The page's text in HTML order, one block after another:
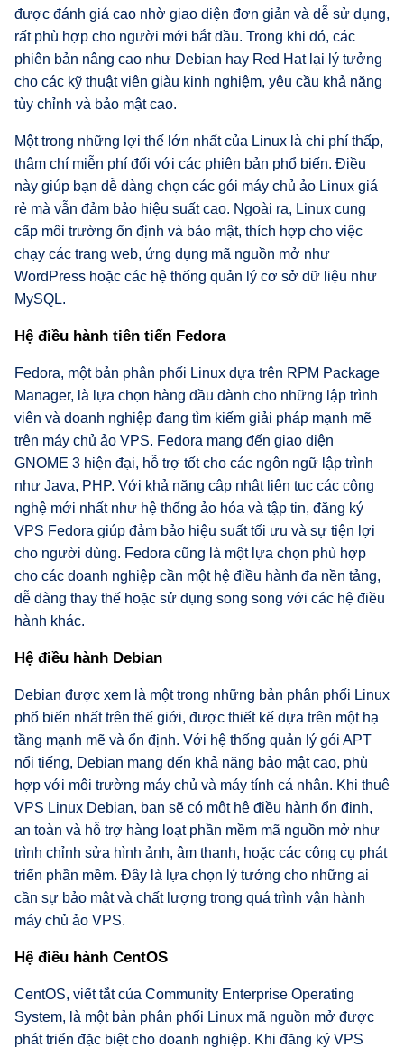
được đánh giá cao nhờ giao diện đơn giản và dễ sử dụng,
rất phù hợp cho người mới bắt đầu. Trong khi đó, các
phiên bản nâng cao như Debian hay Red Hat lại lý tưởng
cho các kỹ thuật viên giàu kinh nghiệm, yêu cầu khả năng
tùy chỉnh và bảo mật cao.
Một trong những lợi thế lớn nhất của Linux là chi phí thấp,
thậm chí miễn phí đối với các phiên bản phổ biến. Điều
này giúp bạn dễ dàng chọn các gói máy chủ ảo Linux giá
rẻ mà vẫn đảm bảo hiệu suất cao. Ngoài ra, Linux cung
cấp môi trường ổn định và bảo mật, thích hợp cho việc
chạy các trang web, ứng dụng mã nguồn mở như
WordPress hoặc các hệ thống quản lý cơ sở dữ liệu như
MySQL.
Hệ điều hành tiên tiến Fedora
Fedora, một bản phân phối Linux dựa trên RPM Package
Manager, là lựa chọn hàng đầu dành cho những lập trình
viên và doanh nghiệp đang tìm kiếm giải pháp mạnh mẽ
trên máy chủ ảo VPS. Fedora mang đến giao diện
GNOME 3 hiện đại, hỗ trợ tốt cho các ngôn ngữ lập trình
như Java, PHP. Với khả năng cập nhật liên tục các công
nghệ mới nhất như hệ thống ảo hóa và tập tin, đăng ký
VPS Fedora giúp đảm bảo hiệu suất tối ưu và sự tiện lợi
cho người dùng. Fedora cũng là một lựa chọn phù hợp
cho các doanh nghiệp cần một hệ điều hành đa nền tảng,
dễ dàng thay thế hoặc sử dụng song song với các hệ điều
hành khác.
Hệ điều hành Debian
Debian được xem là một trong những bản phân phối Linux
phổ biến nhất trên thế giới, được thiết kế dựa trên một hạ
tầng mạnh mẽ và ổn định. Với hệ thống quản lý gói APT
nổi tiếng, Debian mang đến khả năng bảo mật cao, phù
hợp với môi trường máy chủ và máy tính cá nhân. Khi thuê
VPS Linux Debian, bạn sẽ có một hệ điều hành ổn định,
an toàn và hỗ trợ hàng loạt phần mềm mã nguồn mở như
trình chỉnh sửa hình ảnh, âm thanh, hoặc các công cụ phát
triển phần mềm. Đây là lựa chọn lý tưởng cho những ai
cần sự bảo mật và chất lượng trong quá trình vận hành
máy chủ ảo VPS.
Hệ điều hành CentOS
CentOS, viết tắt của Community Enterprise Operating
System, là một bản phân phối Linux mã nguồn mở được
phát triển đặc biệt cho doanh nghiệp. Khi đăng ký VPS